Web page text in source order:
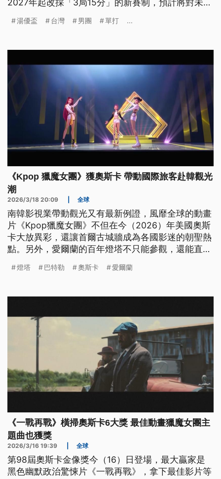
2027年起改採「3局15分」的新賽制，預計將對未來
（2027）年重要賽事，全數接軌國際。
湯優盃 台灣 男團 單打 ...
《Kpop 獵魔女團》獲奧斯卡 帶動國際旅客赴韓觀光
潮
2026/3/18 20:09 全球
南韓影視業帶動觀光又有最新例證，風靡全球的動畫
片《Kpop獵魔女團》不但在今（2026）年美國奧斯
卡大放異彩，還讓首爾古城牆成為各國影迷的朝聖熱
點。另外，愛爾蘭的百年燈塔不只能參觀，還能直接
燈塔 巴特勒 奧斯卡 愛爾蘭
《一戰再戰》橫掃奧斯卡6大獎 最佳動畫獵魔女團主
題曲也獲獎
2026/3/16 19:39 全球
第98屆奧斯卡金像獎今（16）日登場，最大贏家是
黑色幽默政治驚悚片《一戰再戰》，拿下最佳影片等